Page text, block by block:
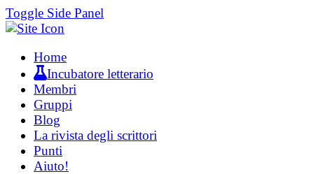
Toggle Side Panel
Home
Incubatore letterario
Membri
Gruppi
Blog
La rivista degli scrittori
Punti
Aiuto!